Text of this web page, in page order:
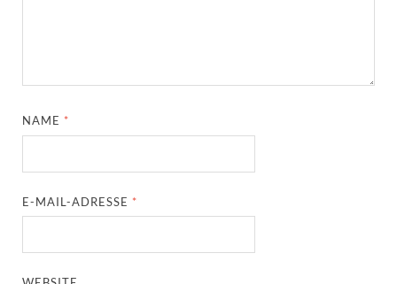
NAME *
E-MAIL-ADRESSE *